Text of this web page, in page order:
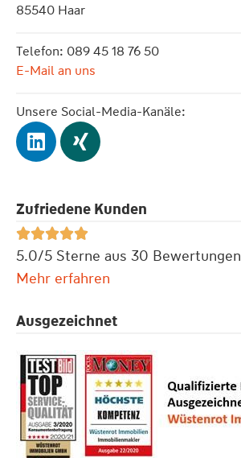
85540 Haar
Telefon: 089 45 18 76 50
E-Mail an uns
Unsere Social-Media-Kanäle:
Zufriedene Kunden

5.0/5 Sterne aus 30 Bewertungen
Mehr erfahren
Ausgezeichnet